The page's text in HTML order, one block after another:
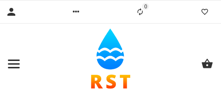
0Liste ist leer